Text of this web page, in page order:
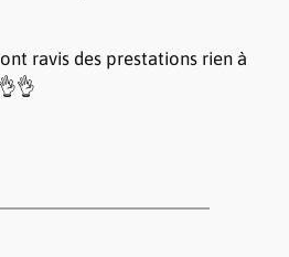
ravis des prestations rien à